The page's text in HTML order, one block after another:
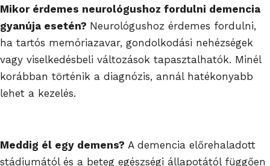
Mikor érdemes neurológushoz fordulni demencia
gyanúja esetén? Neurológushoz érdemes fordulni,
ha tartós memóriazavar, gondolkodási nehézségek
vagy viselkedésbeli változások tapasztalhatók. Minél
korábban történik a diagnózis, annál hatékonyabb
lehet a kezelés.
Meddig él egy demens? A demencia előrehaladott
stádiumától és a beteg egészségi állapotától függően